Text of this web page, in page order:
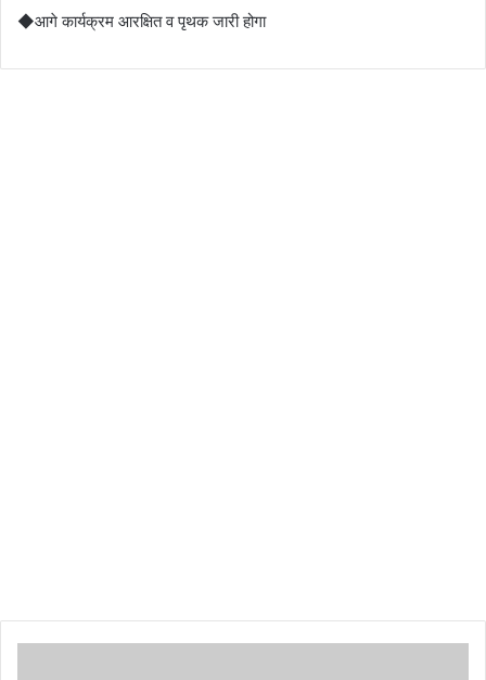
◆आगे कार्यक्रम आरक्षित व पृथक जारी होगा